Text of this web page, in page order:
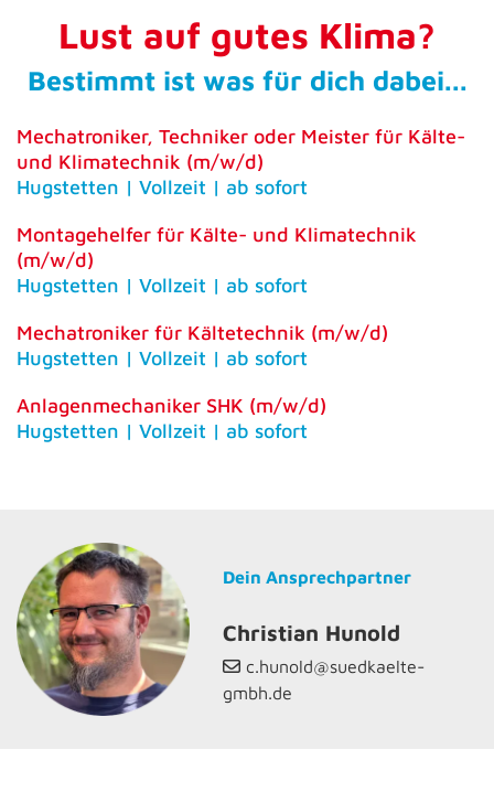
Lust auf gutes Klima?
Bestimmt ist was für dich dabei...
Mechatroniker, Techniker oder Meister für Kälte-
und Klimatechnik (m/w/d)
Hugstetten | Vollzeit | ab sofort
Montagehelfer für Kälte- und Klimatechnik
(m/w/d)
Hugstetten | Vollzeit | ab sofort
Mechatroniker für Kältetechnik (m/w/d)
Hugstetten | Vollzeit | ab sofort
Anlagenmechaniker SHK (m/w/d)
Hugstetten | Vollzeit | ab sofort
Dein Ansprechpartner
Christian Hunold
 c.hunold@suedkaelte-
gmbh.de